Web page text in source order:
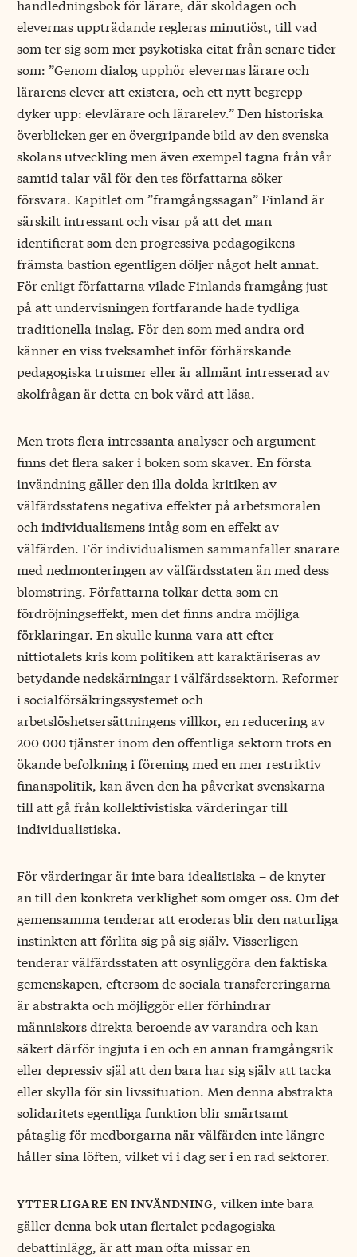
handledningsbok för lärare, där skoldagen och
elevernas uppträdande regleras minutiöst, till vad
som ter sig som mer psykotiska citat från senare tider
som: ”Genom dialog upphör elevernas lärare och
lärarens elever att existera, och ett nytt begrepp
dyker upp: elevlärare och lärarelev.” Den historiska
överblicken ger en övergripande bild av den svenska
skolans utveckling men även exempel tagna från vår
samtid talar väl för den tes författarna söker
försvara. Kapitlet om ”framgångssagan” Finland är
särskilt intressant och visar på att det man
identifierat som den progressiva pedagogikens
främsta bastion egentligen döljer något helt annat.
För enligt författarna vilade Finlands framgång just
på att undervisningen fortfarande hade tydliga
traditionella inslag. För den som med andra ord
känner en viss tveksamhet inför förhärskande
pedagogiska truismer eller är allmänt intresserad av
skolfrågan är detta en bok värd att läsa.
Men trots flera intressanta analyser och argument
finns det flera saker i boken som skaver. En första
invändning gäller den illa dolda kritiken av
välfärdsstatens negativa effekter på arbetsmoralen
och individualismens intåg som en effekt av
välfärden. För individualismen sammanfaller snarare
med nedmonteringen av välfärdsstaten än med dess
blomstring. Författarna tolkar detta som en
fördröjningseffekt, men det finns andra möjliga
förklaringar. En skulle kunna vara att efter
nittiotalets kris kom politiken att karaktäriseras av
betydande nedskärningar i välfärdssektorn. Reformer
i socialförsäkringssystemet och
arbetslöshetsersättningens villkor, en reducering av
200 000 tjänster inom den offentliga sektorn trots en
ökande befolkning i förening med en mer restriktiv
finanspolitik, kan även den ha påverkat svenskarna
till att gå från kollektivistiska värderingar till
individualistiska.
För värderingar är inte bara idealistiska – de knyter
an till den konkreta verklighet som omger oss. Om det
gemensamma tenderar att eroderas blir den naturliga
instinkten att förlita sig på sig själv. Visserligen
tenderar välfärdsstaten att osynliggöra den faktiska
gemenskapen, eftersom de sociala transfereringarna
är abstrakta och möjliggör eller förhindrar
människors direkta beroende av varandra och kan
säkert därför ingjuta i en och en annan framgångsrik
eller depressiv själ att den bara har sig själv att tacka
eller skylla för sin livssituation. Men denna abstrakta
solidaritets egentliga funktion blir smärtsamt
påtaglig för medborgarna när välfärden inte längre
håller sina löften, vilket vi i dag ser i en rad sektorer.
ytterligare en invändning, vilken inte bara
gäller denna bok utan flertalet pedagogiska
debattinlägg, är att man ofta missar en